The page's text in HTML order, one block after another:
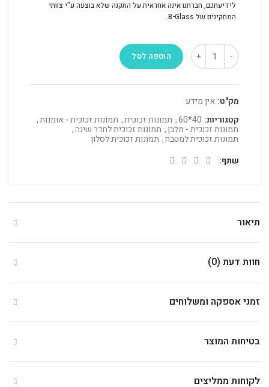
לידיעתכם, חברתנו אינה אחראית על התקנה שלא בוצעה ע"י צוותי
המתקינים של B-Glass.
הוספה לסל
מק"ט: אין מידע
קטגוריות: 40*60
, תמונות זכוכית, תמונות זכוכית - אומנות,
תמונות זכוכית - מלבן, תמונות זכוכית לחדר שינה,
תמונות זכוכית למטבח, תמונות זכוכית לסלון
שתף
תיאור
חוות דעת (0)
זמני אספקה ומשלוחים
בטיחות המוצר
לקוחות ממליצים